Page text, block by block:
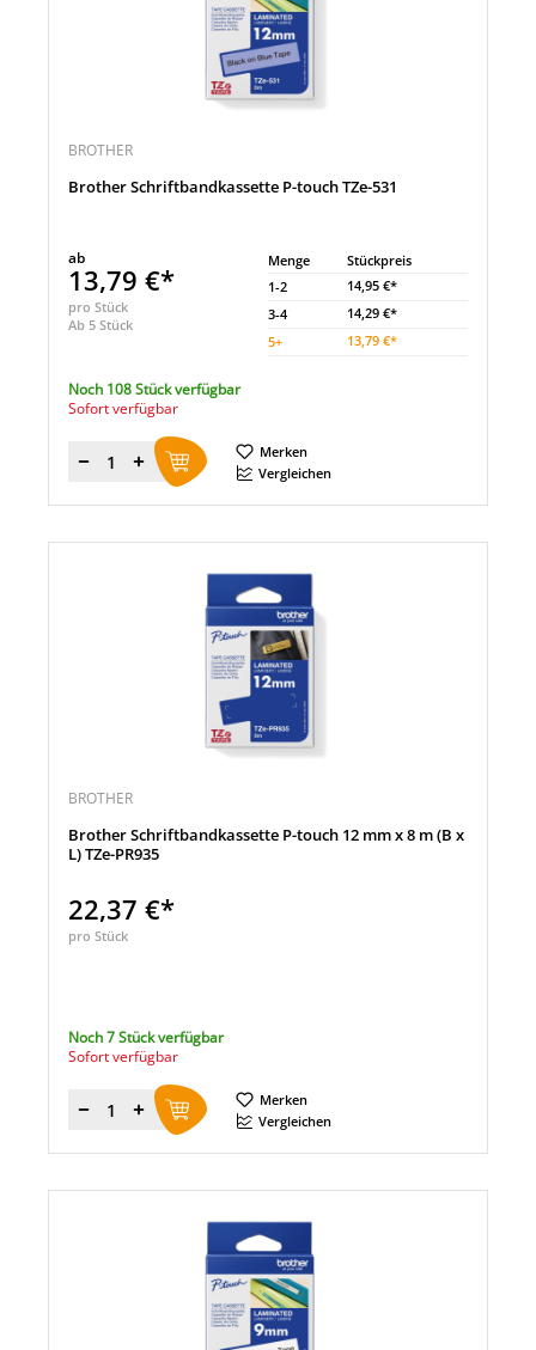
BROTHER
Brother Schriftbandkassette P-touch TZe-531
ab
13,79 €*
pro Stück
Ab 5 Stück
Menge
Stückpreis
1-2
14,95 €*
3-4
14,29 €*
5+ 13,79 €*
Noch 108 Stück verfügbar
Sofort verfügbar
Menge
Merken
Vergleichen
BROTHER
Brother Schriftbandkassette P-touch 12 mm x 8 m (B x
L) TZe-PR935
22,37 €*
pro Stück
Noch 7 Stück verfügbar
Sofort verfügbar
Menge
Merken
Vergleichen